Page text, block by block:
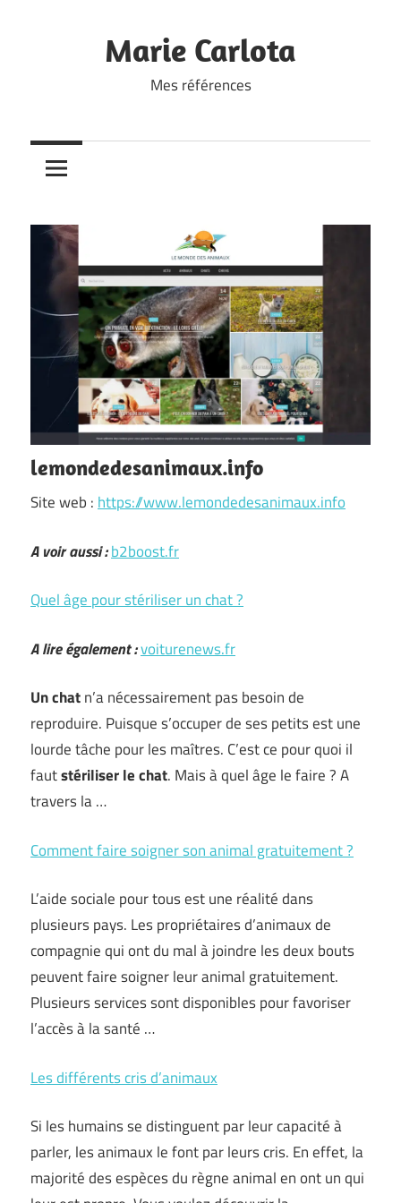
Marie Carlota
Mes références
lemondedesanimaux.info
Site web : https://www.lemondedesanimaux.info
A voir aussi :b2boost.fr
Quel âge pour stériliser un chat ?
A lire également :voiturenews.fr
Un chatn’a nécessairement pas besoin de
reproduire. Puisque s’occuper de ses petits est une
lourde tâche pour les maîtres. C’est ce pour quoi il
fautstériliser le chat. Mais à quel âge le faire ? A
travers la …
Comment faire soigner son animal gratuitement ?
L’aide sociale pour tous est une réalité dans
plusieurs pays. Les propriétaires d’animaux de
compagnie qui ont du mal à joindre les deux bouts
peuvent faire soigner leur animal gratuitement.
Plusieurs services sont disponibles pour favoriser
l’accès à la santé …
Les différents cris d’animaux
Si les humains se distinguent par leur capacité à
parler, les animaux le font par leurs cris. En effet, la
majorité des espèces du règne animal en ont un qui